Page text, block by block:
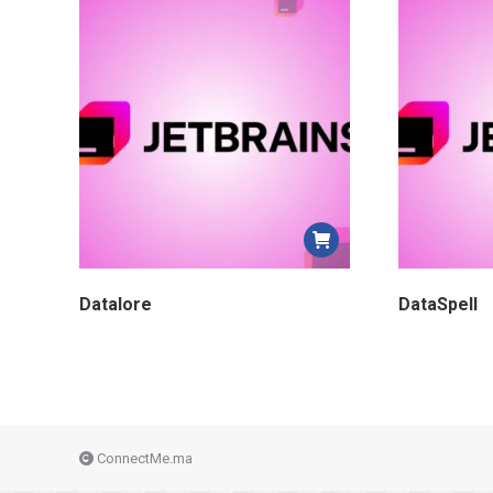
Datalore DataSpell
ConnectMe.ma